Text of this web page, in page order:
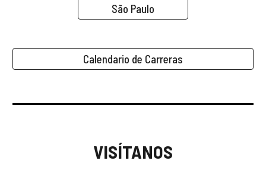
São Paulo
Calendario de Carreras
VISÍTANOS